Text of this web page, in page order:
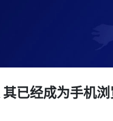
已经成为手机